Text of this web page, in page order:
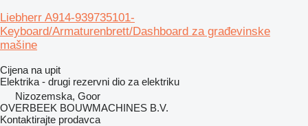
Liebherr A914-939735101-
Keyboard/Armaturenbrett/Dashboard za građevinske
mašine
Cijena na upit
Elektrika - drugi rezervni dio za elektriku
Nizozemska, Goor
OVERBEEK BOUWMACHINES B.V.
Kontaktirajte prodavca